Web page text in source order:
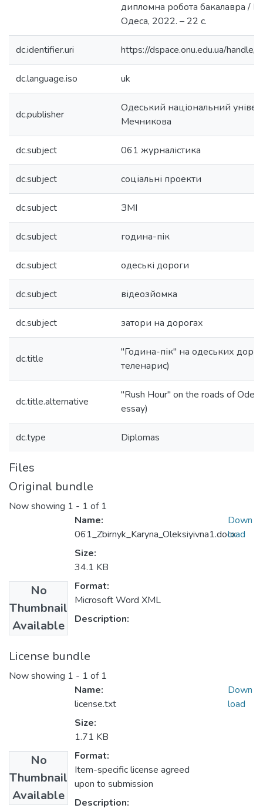
дипломна робота бакалавра /
Одеса, 2022. – 22 с.
dc.identifier.uri https://dspace.onu.edu.ua/
dc.language.iso uk
dc.publisher
Одеський національний
Мечникова
dc.subject 061 журналістика
dc.subject соціальні проекти
dc.subject ЗМІ
dc.subject година-пік
dc.subject одеські дороги
dc.subject відеозйомка
dc.subject затори на дорогах
dc.title
"Година-пік" на одеських
теленарис)
dc.title.alternative
"Rush Hour" on the roads of
essay)
dc.type Diplomas
Files
Original bundle
Now showing 1 - 1 of 1
No
Thumbnail
Available
Name:
061_Zbirnyk_Karyna_Oleksiyivna1.docx
Size:
34.1 KB
Format:
Microsoft Word XML
Description:
Down
load
License bundle
Now showing 1 - 1 of 1
No
Thumbnail
Available
Name:
license.txt
Size:
1.71 KB
Format:
Item-specific license agreed
upon to submission
Description:
Down
load